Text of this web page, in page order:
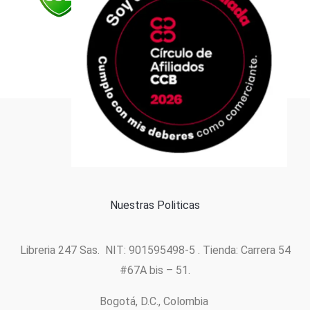
Formas de pago
Nuestras Politicas
Libreria 247 Sas. NIT: 901595498-5 . Tienda: Carrera 54
#67A bis – 51.
Bogotá, D.C., Colombia